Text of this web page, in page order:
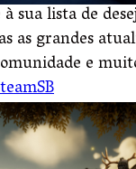
sua lista de
as grandes
e